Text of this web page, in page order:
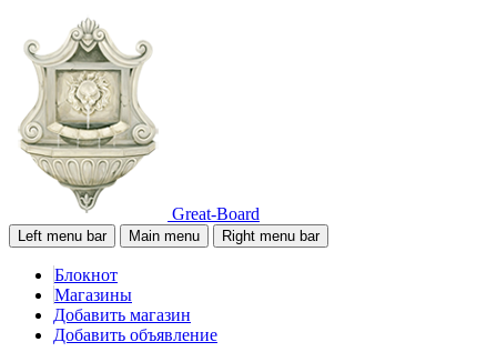
Great-Board
Left menu bar Main menu Right menu bar
Блокнот
Магазины
Добавить магазин
Добавить объявление